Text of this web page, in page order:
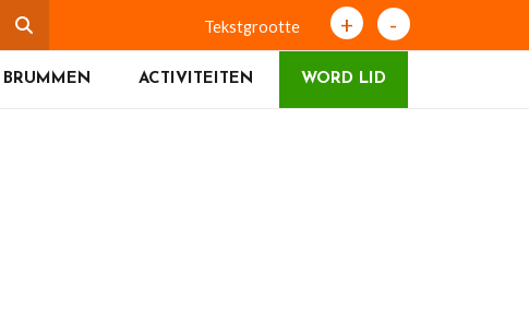
Tekstgrootte + -
ACTIVITEITEN WORD LID